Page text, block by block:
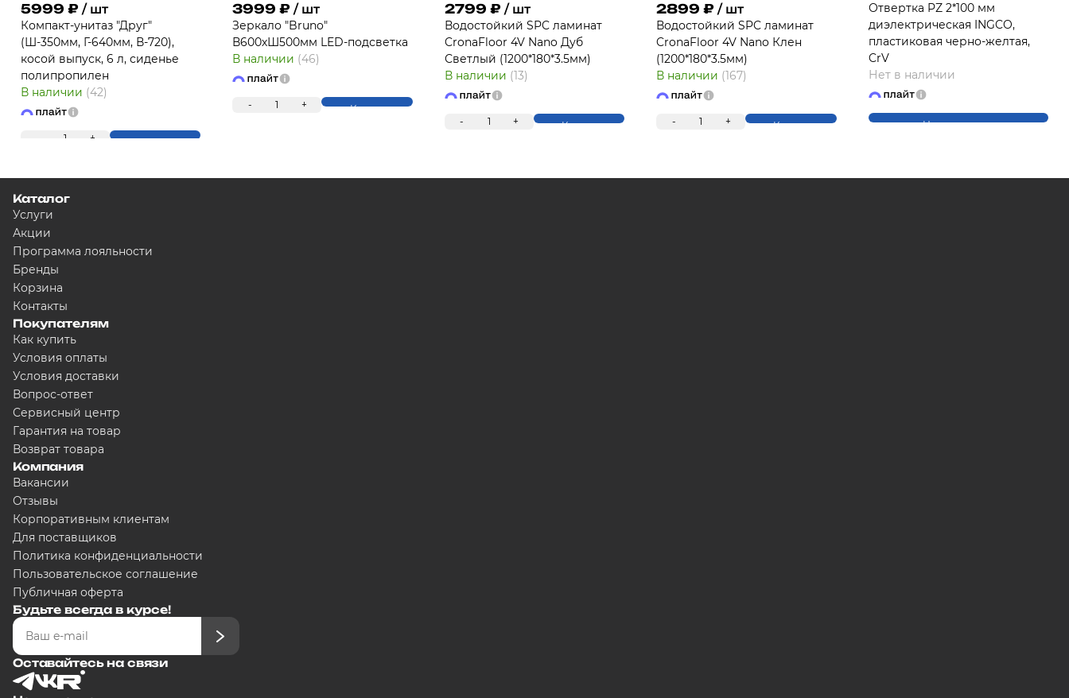
ПЛАЙТ
5999 ₽ / шт
Компакт-унитаз "Друг"
(Ш-350мм, Г-640мм, В-720),
косой выпуск, 6 л, сиденье
полипропилен
В наличии (42)
1 + Купить
3999₽ / шт
Зеркало "Bruno"
В600хШ500мм LED-подсветка
В наличии (46)
- 1 + Купить
2799 ₽ / шт
Водостойкий SPC ламинат
CronaFloor 4V Nano Дуб
Светлый (1200*180*3.5мм)
В наличии (13)
- 1 + Купить
2899₽ / шт
Водостойкий SPC ламинат
CronaFloor 4V Nano Клен
(1200*180*3.5мм)
В наличии (167)
- 1 + Купить
Отвертка PZ 2*100 мм
диэлектрическая INGCO,
пластиковая черно-желтая,
CrV
Нет в наличии
Нет в наличии
Каталог
Услуги
Акции
Программа лояльности
Бренды
Корзина
Контакты
Покупателям
Как купить
Условия оплаты
Условия доставки
Вопрос-ответ
Сервисный центр
Гарантия на товар
Возврат товара
Компания
Вакансии
Отзывы
Корпоративным клиентам
Для поставщиков
Политика конфиденциальности
Пользовательское соглашение
Публичная оферта
Будьте всегда в курсе!
Оставайтесь на связи